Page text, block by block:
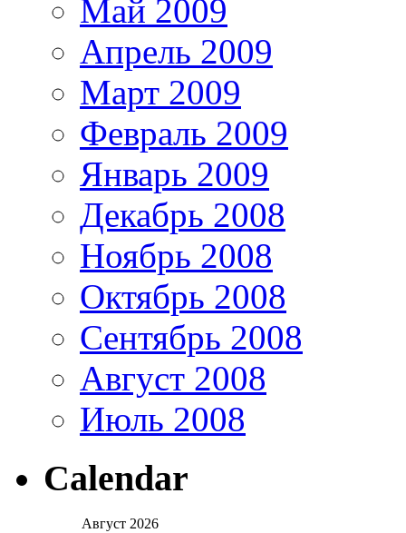
Май 2009
Апрель 2009
Март 2009
Февраль 2009
Январь 2009
Декабрь 2008
Ноябрь 2008
Октябрь 2008
Сентябрь 2008
Август 2008
Июль 2008
Calendar
Август 2026